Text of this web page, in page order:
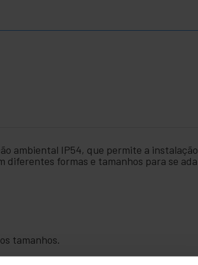
ambiental IP54, que permite a
diferentes formas e tamanhos para se
tamanhos.
água.